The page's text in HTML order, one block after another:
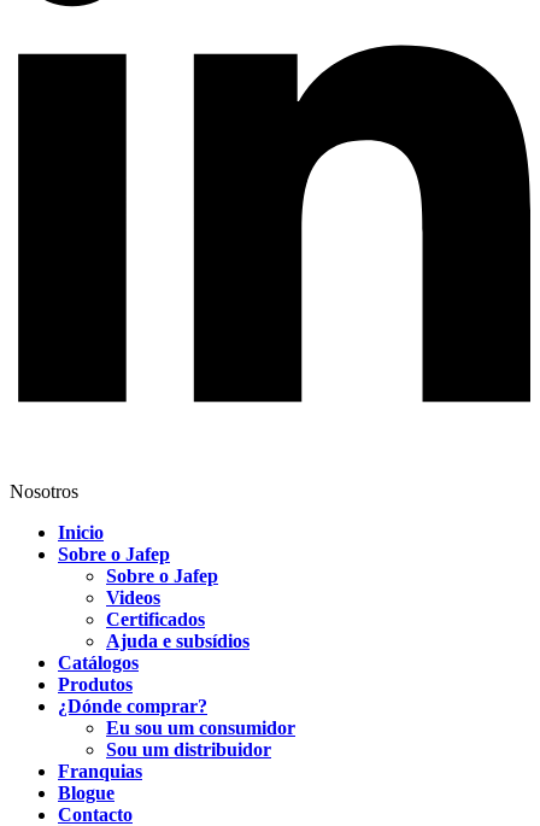
Nosotros
Inicio
Sobre o Jafep
Sobre o Jafep
Videos
Certificados
Ajuda e subsídios
Catálogos
Produtos
¿Dónde comprar?
Eu sou um consumidor
Sou um distribuidor
Franquias
Blogue
Contacto